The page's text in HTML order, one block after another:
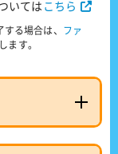
いては こちら
る場合は、
ファ
ます。